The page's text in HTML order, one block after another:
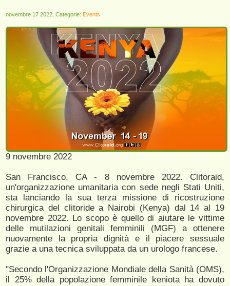
novembre 17 2022, Categorie: Events
9 novembre 2022
San Francisco, CA - 8 novembre 2022. Clitoraid,
un'organizzazione umanitaria con sede negli Stati Uniti,
sta lanciando la sua terza missione di ricostruzione
chirurgica del clitoride a Nairobi (Kenya) dal 14 al 19
novembre 2022. Lo scopo è quello di aiutare le vittime
delle mutilazioni genitali femminili (MGF) a ottenere
nuovamente la propria dignità e il piacere sessuale
grazie a una tecnica sviluppata da un urologo francese.
"Secondo l'Organizzazione Mondiale della Sanità (OMS),
il 25% della popolazione femminile keniota ha dovuto